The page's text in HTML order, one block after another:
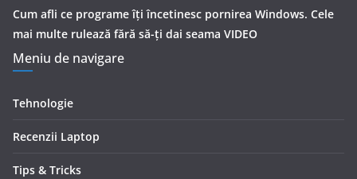
Cum afli ce programe îți încetinesc pornirea Windows. Cele
mai multe rulează fără să-ți dai seama VIDEO
Meniu de navigare
Tehnologie
Recenzii Laptop
Tips & Tricks